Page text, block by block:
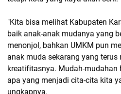
"Kita bisa melihat Kabupaten
baik anak-anak mudanya yang
menonjol, bahkan UMKM pun
anak muda sekarang yang terus
kreatifitasnya. Mudah-mudahan
apa yang menjadi cita-cita kita
ungkapnya.